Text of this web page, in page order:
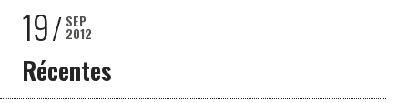
19 SEP
2012
Récentes